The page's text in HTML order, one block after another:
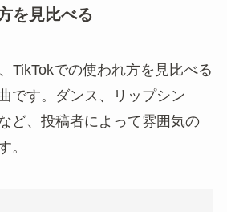
を見比べる
TikTokでの使われ方を見比べる
です。ダンス、リップシン
ど、投稿者によって雰囲気の
。